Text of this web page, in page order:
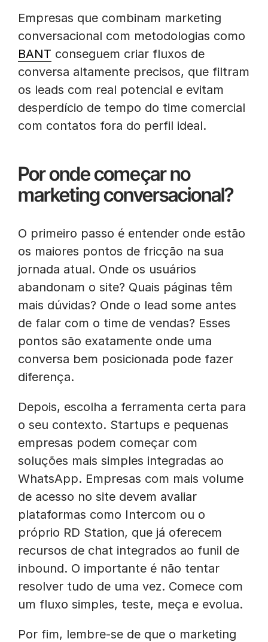
Empresas que combinam marketing
conversacional com metodologias como
BANT conseguem criar fluxos de
conversa altamente precisos, que filtram
os leads com real potencial e evitam
desperdício de tempo do time comercial
com contatos fora do perfil ideal.
Por onde começar no
marketing conversacional?
O primeiro passo é entender onde estão
os maiores pontos de fricção na sua
jornada atual. Onde os usuários
abandonam o site? Quais páginas têm
mais dúvidas? Onde o lead some antes
de falar com o time de vendas? Esses
pontos são exatamente onde uma
conversa bem posicionada pode fazer
diferença.
Depois, escolha a ferramenta certa para
o seu contexto. Startups e pequenas
empresas podem começar com
soluções mais simples integradas ao
WhatsApp. Empresas com mais volume
de acesso no site devem avaliar
plataformas como Intercom ou o
próprio RD Station, que já oferecem
recursos de chat integrados ao funil de
inbound. O importante é não tentar
resolver tudo de uma vez. Comece com
um fluxo simples, teste, meça e evolua.
Por fim, lembre-se de que o marketing